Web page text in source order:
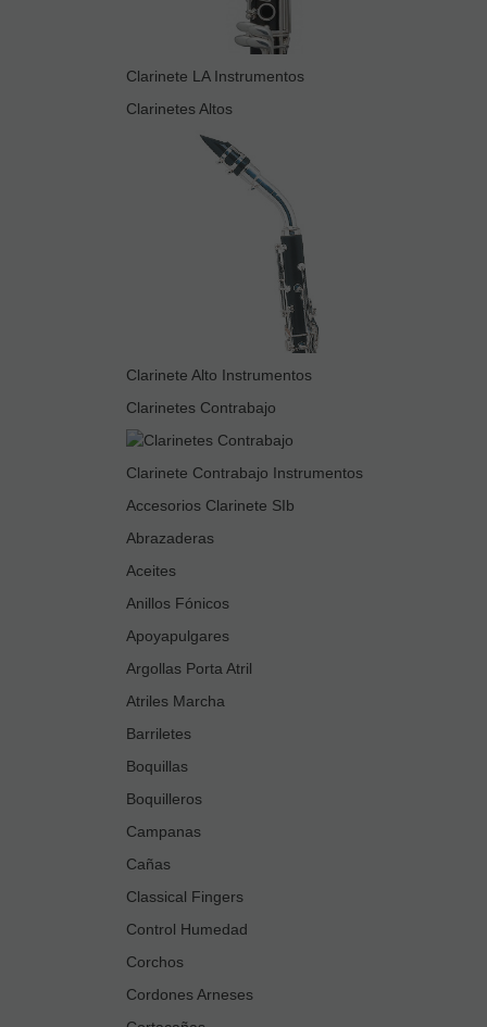
Clarinete LA Instrumentos
Clarinetes Altos
Clarinete Alto Instrumentos
Clarinetes Contrabajo
Clarinete Contrabajo Instrumentos
Accesorios Clarinete SIb
Abrazaderas
Aceites
Anillos Fónicos
Apoyapulgares
Argollas Porta Atril
Atriles Marcha
Barriletes
Boquillas
Boquilleros
Campanas
Cañas
Classical Fingers
Control Humedad
Corchos
Cordones Arneses